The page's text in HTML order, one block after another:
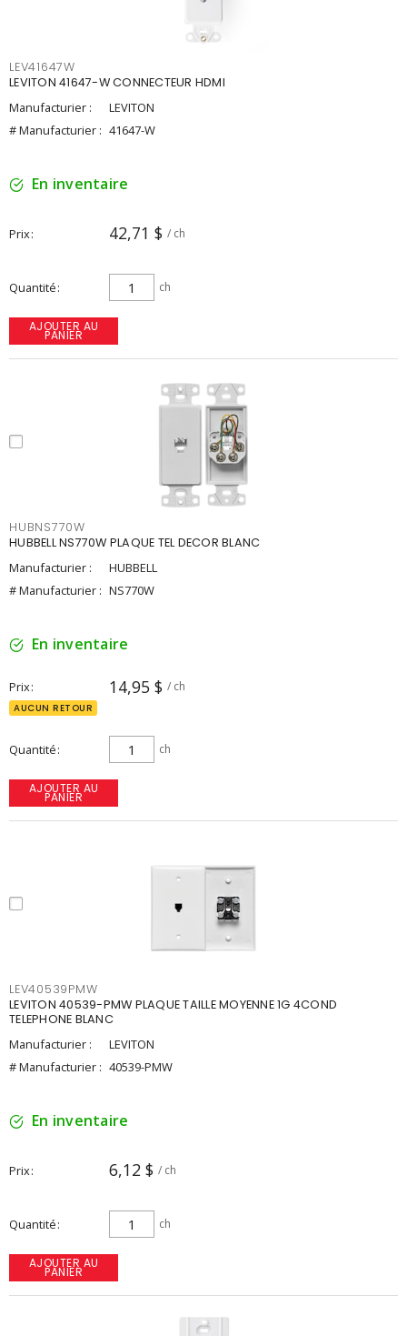
LEV41647W
LEVITON 41647-W CONNECTEUR HDMI
Manufacturier :
LEVITON
# Manufacturier : 41647-W
En inventaire
Prix 42,71 $ / ch
Quantité ch
AJOUTER AU
PANIER
HUBNS770W
HUBBELL NS770W PLAQUE TEL DECOR BLANC
Manufacturier :
HUBBELL
# Manufacturier : NS770W
En inventaire
Prix 14,95 $ / ch
AUCUN RETOUR
Quantité ch
AJOUTER AU
PANIER
LEV40539PMW
LEVITON 40539-PMW PLAQUE TAILLE MOYENNE 1G 4COND
TELEPHONE BLANC
Manufacturier :
LEVITON
# Manufacturier : 40539-PMW
En inventaire
Prix 6,12 $ / ch
Quantité ch
AJOUTER AU
PANIER